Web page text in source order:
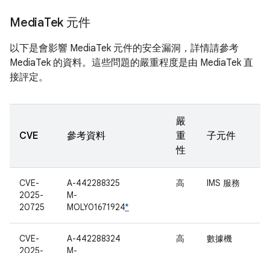
MediaTek 元件
以下是會影響 MediaTek 元件的安全漏洞，詳情請參考
MediaTek 的資料。這些問題的嚴重程度是由 MediaTek 直
接評定。
CVE 參考資料
嚴
重
性
子元件
CVE-
2025-
20725
A-442288325
M-
MOLY01671924*
高 IMS 服務
CVE-
2025-
A-442288324
M-
高 數據機